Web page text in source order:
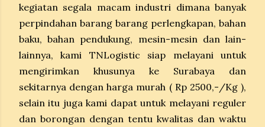
door to door.
kegiatan segala macam industri dimana banyak
perpindahan barang barang perlengkapan, bahan
baku, bahan pendukung, mesin-mesin dan lain-
lainnya, kami TNLogistic siap melayani untuk
mengirimkan khusunya ke Surabaya dan
sekitarnya dengan harga murah ( Rp 2500,-/Kg ),
selain itu juga kami dapat untuk melayani reguler
dan borongan dengan tentu kwalitas dan waktu